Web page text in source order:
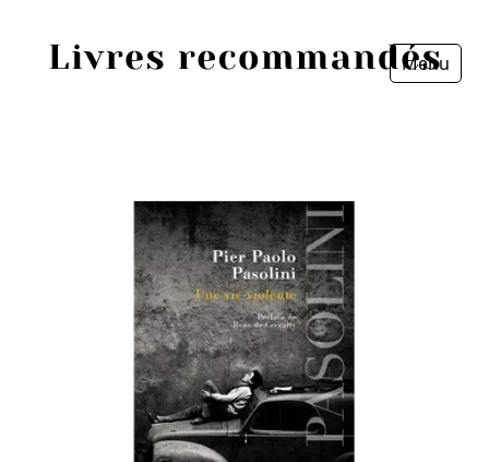
Menu
Personnes
Livres les plus recommandés
Fermer